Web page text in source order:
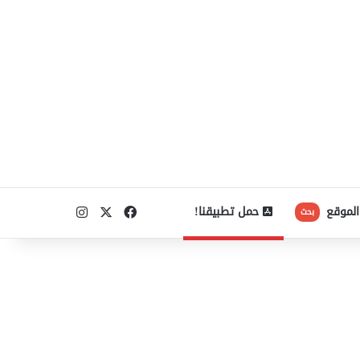
بحث حمل تطبيقنا! فيسبوكانستقرام